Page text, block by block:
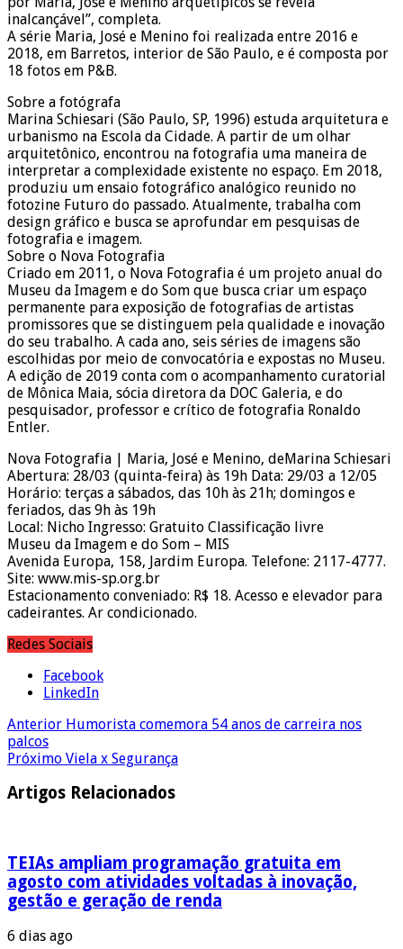
inalcançável”, completa.
A série Maria, José e Menino foi realizada entre 2016 e
2018, em Barretos, interior de São Paulo, e é composta por
18 fotos em P&B.
Sobre a fotógrafa
Marina Schiesari (São Paulo, SP, 1996) estuda arquitetura e
urbanismo na Escola da Cidade. A partir de um olhar
arquitetônico, encontrou na fotografia uma maneira de
interpretar a complexidade existente no espaço. Em 2018,
produziu um ensaio fotográfico analógico reunido no
fotozine Futuro do passado. Atualmente, trabalha com
design gráfico e busca se aprofundar em pesquisas de
fotografia e imagem.
Sobre o Nova Fotografia
Criado em 2011, o Nova Fotografia é um projeto anual do
Museu da Imagem e do Som que busca criar um espaço
permanente para exposição de fotografias de artistas
promissores que se distinguem pela qualidade e inovação
do seu trabalho. A cada ano, seis séries de imagens são
escolhidas por meio de convocatória e expostas no Museu.
A edição de 2019 conta com o acompanhamento curatorial
de Mônica Maia, sócia diretora da DOC Galeria, e do
pesquisador, professor e crítico de fotografia Ronaldo
Entler.
Nova Fotografia | Maria, José e Menino, deMarina Schiesari
Abertura: 28/03 (quinta-feira) às 19h Data: 29/03 a 12/05
Horário: terças a sábados, das 10h às 21h; domingos e
feriados, das 9h às 19h
Local: Nicho Ingresso: Gratuito Classificação livre
Museu da Imagem e do Som – MIS
Avenida Europa, 158, Jardim Europa. Telefone: 2117-4777.
Site: www.mis-sp.org.br
Estacionamento conveniado: R$ 18. Acesso e elevador para
cadeirantes. Ar condicionado.
Redes Sociais
Facebook
LinkedIn
Anterior Humorista comemora 54 anos de carreira nos
palcos
Próximo Viela x Segurança
Artigos Relacionados
TEIAs ampliam programação gratuita em
agosto com atividades voltadas à inovação,
gestão e geração de renda
6 dias ago